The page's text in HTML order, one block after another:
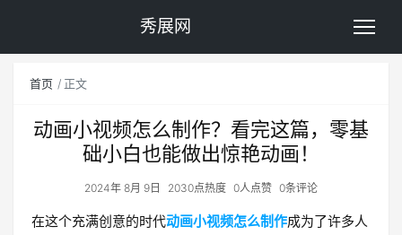
秀展网
首页 正文
动画小视频怎么制作？看完这篇，零基
础小白也能做出惊艳动画！
2024年 8月 9日 2030点热度 0人点赞 0条评论
在这个充满创意的时代动画小视频怎么制作成为了许多人